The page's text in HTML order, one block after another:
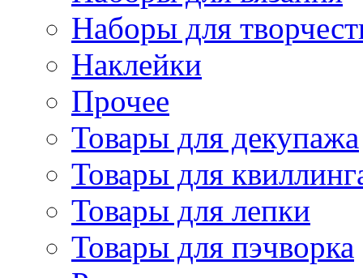
Наборы для
Наклейки
Прочее
Товары для декупажа
Товары для
Товары для лепки
Товары для пэчворка